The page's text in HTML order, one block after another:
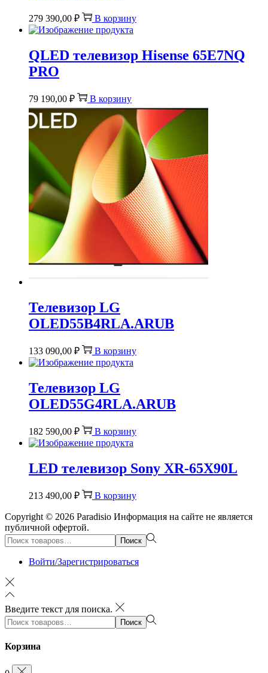
279 390,00 ₽ В корзину
QLED телевизор Hisense 65E7NQ
PRO
79 190,00 ₽ В корзину
Телевизор LG
OLED55B4RLA.ARUB
133 090,00 ₽ В корзину
Телевизор LG
OLED55G4RLA.ARUB
182 590,00 ₽ В корзину
LED телевизор Sony XR-65X90L
213 490,00 ₽ В корзину
Copyright © 2026 Paradisio Информация на сайте не является
публичной офертой.
Поиск:>
Поиск
Войти/Зарегистрироваться
Введите текст для поиска.
Поиск:>
Поиск
Корзина